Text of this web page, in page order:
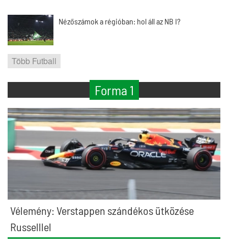
Nézőszámok a régióban: hol áll az NB I?
Több Futball
Forma 1
Vélemény: Verstappen szándékos ütközése
Russelllel